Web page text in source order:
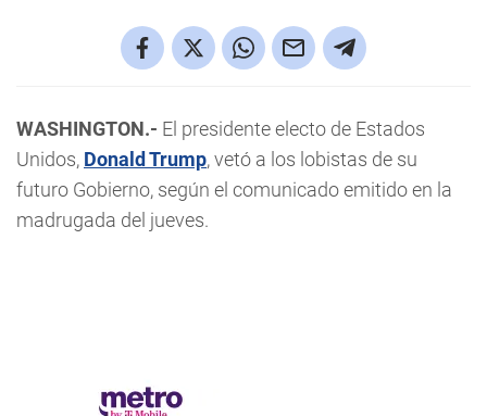
WASHINGTON.- El presidente electo de Estados
Unidos, Donald Trump, vetó a los lobistas de su
futuro Gobierno, según el comunicado emitido en la
madrugada del jueves.